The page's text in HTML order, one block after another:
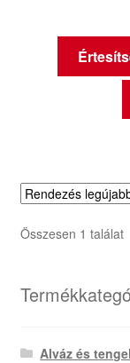
Összesen 1 találat
Alváz és